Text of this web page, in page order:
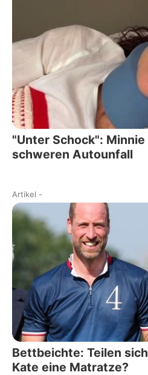
"Unter Schock":
schweren Autounfall
Artikel -
Bettbeichte: Teilen
Kate eine Matratze?